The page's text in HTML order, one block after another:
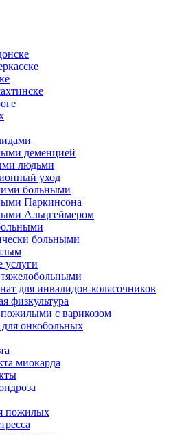
деменцией
людьми
уход
больными
Паркинсона
Альцгеймером
больными
услуги
тяжелобольными
для инвалидов-колясочников
физкультура
пожилыми с варикозом
онкобольных
миокарда
пожилых